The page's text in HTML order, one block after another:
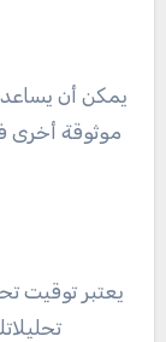
يمكن أن يساعد
موثوقة أخرى
يعتبر توقيت